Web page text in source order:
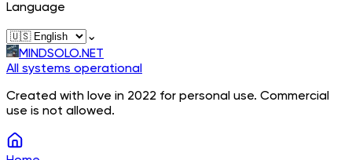
Language
⌄
MINDSOLO.NET
All systems operational
Created with love in 2022 for personal use. Commercial
use is not allowed.